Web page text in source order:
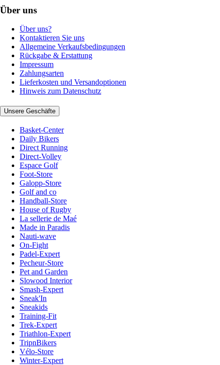
Über uns
Über uns?
Kontaktieren Sie uns
Allgemeine Verkaufsbedingungen
Rückgabe & Erstattung
Impressum
Zahlungsarten
Lieferkosten und Versandoptionen
Hinweis zum Datenschutz
Unsere Geschäfte
Basket-Center
Daily Bikers
Direct Running
Direct-Volley
Espace Golf
Foot-Store
Galopp-Store
Golf and co
Handball-Store
House of Rugby
La sellerie de Maé
Made in Paradis
Nauti-wave
On-Fight
Padel-Expert
Pecheur-Store
Pet and Garden
Slowood Interior
Smash-Expert
Sneak'In
Sneakids
Training-Fit
Trek-Expert
Triathlon-Expert
TripnBikers
Vélo-Store
Winter-Expert